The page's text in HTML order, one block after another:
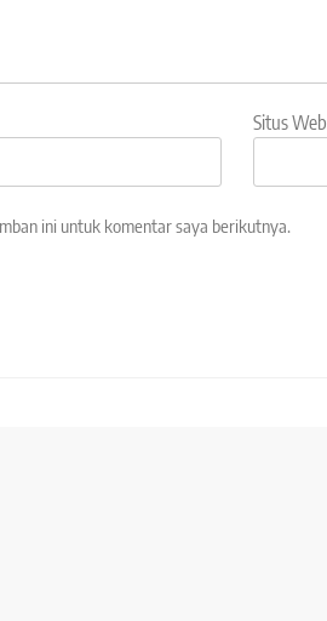
Situs Web
ini untuk komentar saya berikutnya.